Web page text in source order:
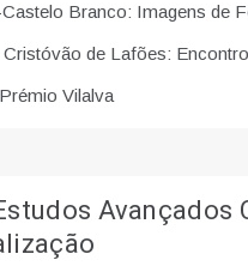
Branco: Imagens de
de Lafões:
Vilalva
Avançados